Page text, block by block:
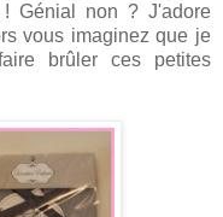
! Génial non ? J'adore
vous imaginez que je
brûler ces petites